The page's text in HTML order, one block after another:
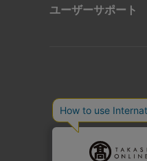
ユーザーサポート